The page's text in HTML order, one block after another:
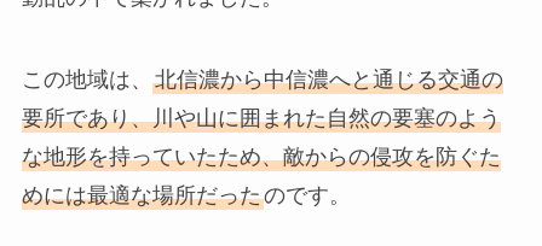
この地域は、 北信濃から中信濃へと通じる交通の
要所であり、川や山に囲まれた自然の要塞のよう
な地形を持っていたため、敵からの侵攻を防ぐた
めには最適な場所だったのです。